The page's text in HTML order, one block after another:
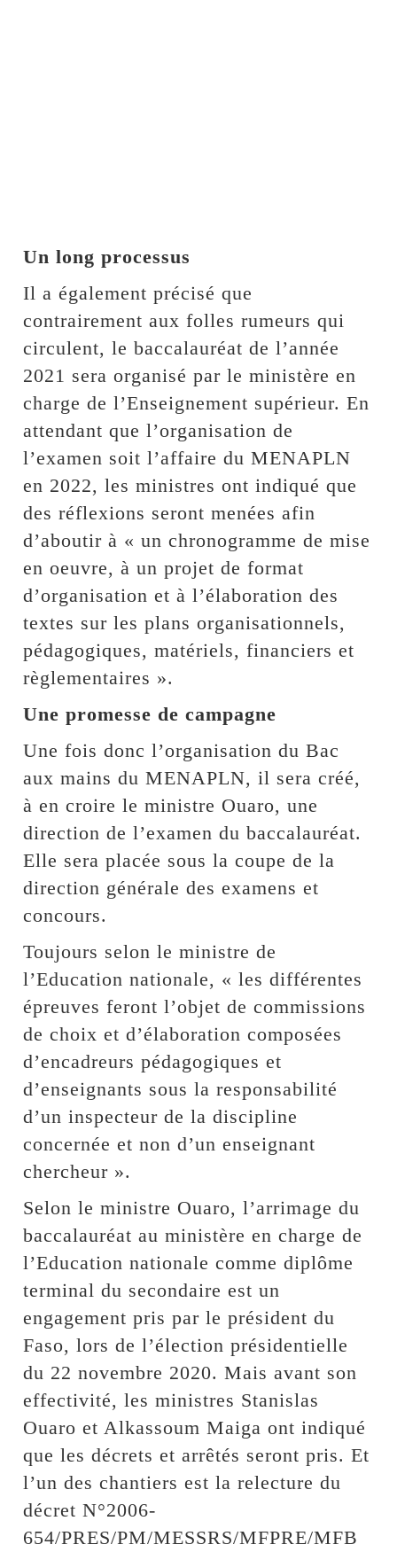
Un long processus
Il a également précisé que
contrairement aux folles rumeurs qui
circulent, le baccalauréat de l’année
2021 sera organisé par le ministère en
charge de l’Enseignement supérieur. En
attendant que l’organisation de
l’examen soit l’affaire du MENAPLN
en 2022, les ministres ont indiqué que
des réflexions seront menées afin
d’aboutir à « un chronogramme de mise
en oeuvre, à un projet de format
d’organisation et à l’élaboration des
textes sur les plans organisationnels,
pédagogiques, matériels, financiers et
règlementaires ».
Une promesse de campagne
Une fois donc l’organisation du Bac
aux mains du MENAPLN, il sera créé,
à en croire le ministre Ouaro, une
direction de l’examen du baccalauréat.
Elle sera placée sous la coupe de la
direction générale des examens et
concours.
Toujours selon le ministre de
l’Education nationale, « les différentes
épreuves feront l’objet de commissions
de choix et d’élaboration composées
d’encadreurs pédagogiques et
d’enseignants sous la responsabilité
d’un inspecteur de la discipline
concernée et non d’un enseignant
chercheur ».
Selon le ministre Ouaro, l’arrimage du
baccalauréat au ministère en charge de
l’Education nationale comme diplôme
terminal du secondaire est un
engagement pris par le président du
Faso, lors de l’élection présidentielle
du 22 novembre 2020. Mais avant son
effectivité, les ministres Stanislas
Ouaro et Alkassoum Maiga ont indiqué
que les décrets et arrêtés seront pris. Et
l’un des chantiers est la relecture du
décret N°2006-
654/PRES/PM/MESSRS/MFPRE/MFB